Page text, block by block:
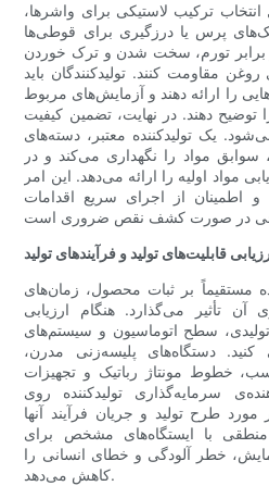
ترکیب لاستیکی برای واشرها،
پرس یا درزگیری برای قوطی‌ها
برابر تورم، سخت شدن و ترک خوردن
مقاومت کنند. تولیدکنندگان باید
را ارائه دهند و آزمایش‌های مربوط
توضیح دهند. در نهایت، تضمین کیفیت
یک تولیدکننده معتبر، دسته‌های
سوابق مواد را نگهداری می‌کند و در
مواد اولیه را ارائه می‌دهد. این امر
اطمینان از اجرای سریع اقدامات
قابلیت‌های تولید و فرآیندهای تولید
مستقیماً بر ثبات محصول، زمان‌های
تأثیر می‌گذارد. هنگام ارزیابی
تولیدی، سطح اتوماسیون و سیستم‌های
کنید. دستگاه‌های پلیسه‌زنی مدرن،
خطوط مونتاژ رباتیک و تجهیزات
سرمایه‌گذاری تولیدکننده روی
طرح تولید و جریان فرآیند آنها
با ایستگاه‌های مشخص برای
خطر آلودگی و خطای انسانی را
کاهش می‌دهد.